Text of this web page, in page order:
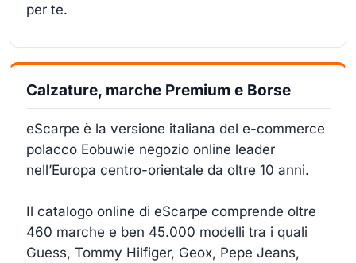
per te.
Calzature, marche Premium e Borse
eScarpe è la versione italiana del e-commerce
polacco Eobuwie negozio online leader
nell’Europa centro-orientale da oltre 10 anni.
Il catalogo online di eScarpe comprende oltre
460 marche e ben 45.000 modelli tra i quali
Guess, Tommy Hilfiger, Geox, Pepe Jeans,